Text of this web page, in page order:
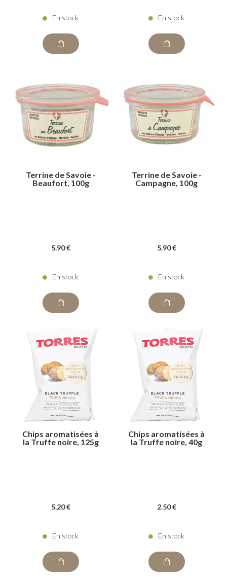
En stock En stock
Terrine de Savoie -
Beaufort, 100g
5.90 €
En stock
Terrine de Savoie -
Campagne, 100g
5.90 €
En stock
Chips aromatisées à
la Truffe noire, 125g
5.20 €
En stock
Chips aromatisées à
la Truffe noire, 40g
2.50 €
En stock